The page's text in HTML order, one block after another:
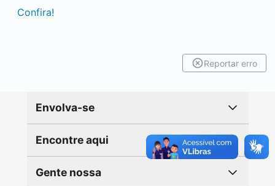
Confira!
Reportar erro
Envolva-se
Encontre aqui
Gente nossa